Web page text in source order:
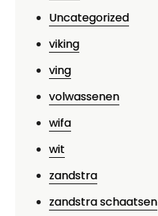
Uncategorized
viking
ving
volwassenen
wifa
wit
zandstra
zandstra schaatsen